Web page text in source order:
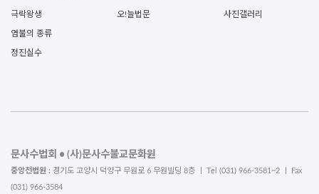
극락왕생
염불의 종류
정진실수
오!늘법문 사진갤러리
문사수법회 • (사)문사수불교문화원
중앙전법원 : 경기도 고양시 덕양구 무원로 6 무원빌딩 8층 ㅣ Tel (031) 966-3581~2 ㅣ Fax
(031) 966-3584